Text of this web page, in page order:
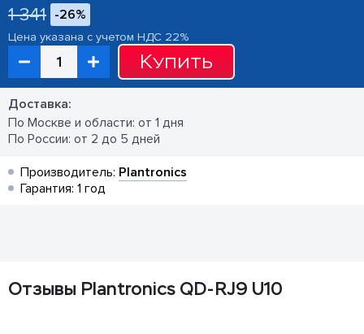
1 341 -26%
Цена указана с учетом НДС 22%
Купить
Доставка:
По Москве и области: от 1 дня
По России: от 2 до 5 дней
Производитель: Plantronics
Гарантия: 1 год
Отзывы Plantronics QD-RJ9 U10